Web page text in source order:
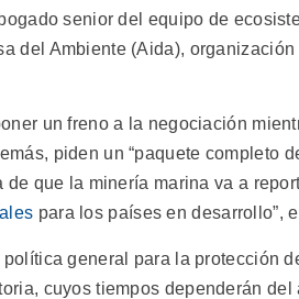
senior del equipo de
del Ambiente (Aida),
un freno a la negociación
piden un “paquete completo
que la minería marina va a
para los países en desarrollo”,
general para la protección
cuyos tiempos dependerán